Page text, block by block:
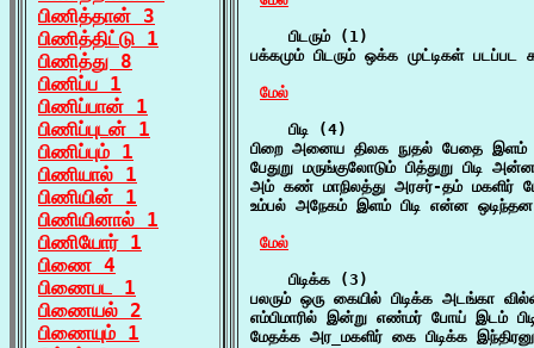
பிணித்தான் 3
பிணித்திட்டு 1
பிணித்து 8
பிணிப்ப 1
பிணிப்பான் 1
பிணிப்புடன் 1
பிணிப்பும் 1
பிணியால் 1
பிணியின் 1
பிணியினால் 1
பிணியோர் 1
பிணை 4
பிணைபட 1
பிணையல் 2
பிணையும் 1
    பிடரும் (1)
பக்கமும் பிடரும் ஒக்க முட்டிகள்
மேல்
    பிடி (4)
பிறை அனைய திலக நுதல் பேதை இளம்
பேதுறு மருங்குலோடும் பித்துறு பிடி
அம் கண் மாநிலத்து அரசர்-தம் மகளிர்
உம்பல் அநேகம் இளம் பிடி என்ன
மேல்
    பிடிக்க (3)
பலரும் ஒரு கையில் பிடிக்க அடங்கா
எம்பிமாரில் இன்று எண்மர் போய் இடம்
மேதக்க அர_மகளிர் கை பிடிக்க